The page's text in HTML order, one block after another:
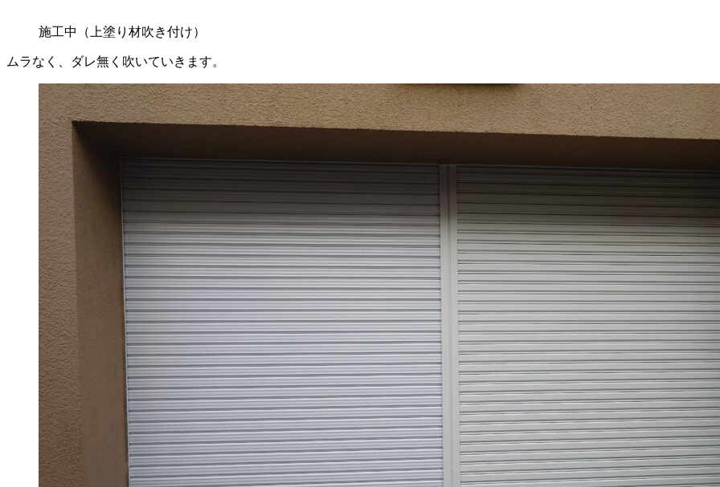
施工中（上塗り材吹き付け）
ムラなく、ダレ無く吹いていきます。